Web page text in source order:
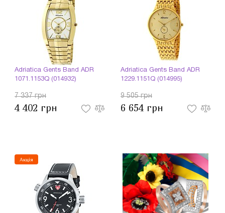
Adriatica Gents Band ADR
1071.1153Q (014932)
7 337 грн
4 402 грн
Adriatica Gents Band ADR
1229.1151Q (014995)
9 505 грн
6 654 грн
Акція